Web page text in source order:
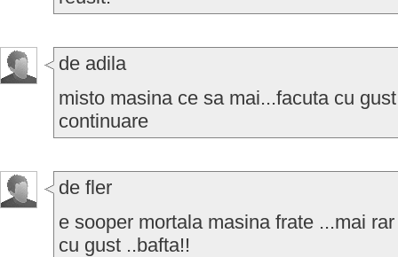
de adila
misto masina ce sa mai...facuta cu
continuare
de fler
e sooper mortala masina frate ...mai
cu gust ..bafta!!